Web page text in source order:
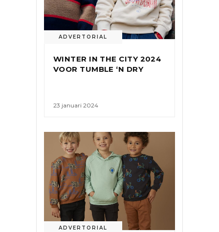
ADVERTORIAL
WINTER IN THE CITY 2024
VOOR TUMBLE ‘N DRY
23 januari 2024
ADVERTORIAL